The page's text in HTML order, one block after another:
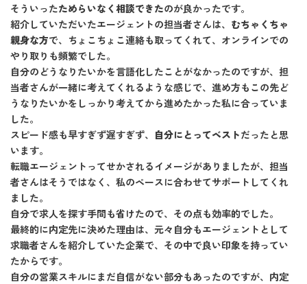
そういったためらいなく相談できたのが良かったです。
紹介していただいたエージェントの担当者さんは、 むちゃくちゃ
親身な方で、ちょこちょこ連絡も取ってくれて、オンラインでの
やり取りも頻繁でした。
自分のどうなりたいかを言語化したことがなかったのですが、担
当者さんが一緒に考えてくれるような感じで、進め方もこの先ど
うなりたいかをしっかり考えてから進めたかった私に合っていま
した。
スピード感も早すぎず遅すぎず、 自分にとってベストだったと思
います。
転職エージェントってせかされるイメージがありましたが、担当
者さんはそうではなく、私のペースに合わせてサポートしてくれ
ました。
自分で求人を探す手間も省けたので、その点も効率的でした。
最終的に内定先に決めた理由は、元々自分もエージェントとして
求職者さんを紹介していた企業で、その中で良い印象を持ってい
たからです。
自分の営業スキルにまだ自信がない部分もあったのですが、内定